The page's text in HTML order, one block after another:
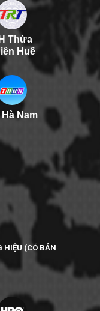
Thừa
Huế
Hà Nam
HIỆU (CÓ BẢN